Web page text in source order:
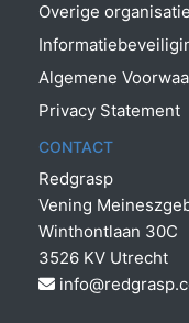
Overige
Algemene
Privacy Statement
CONTACT
Redgrasp
Vening
Winthontlaan 30C
3526 KV Utrecht